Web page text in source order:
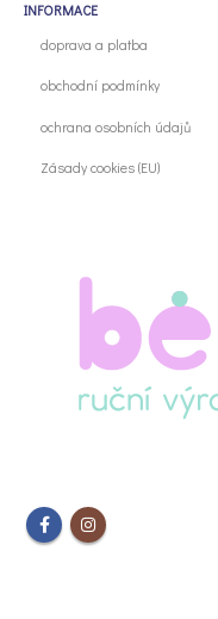
INFORMACE
doprava a platba
obchodní podmínky
ochrana osobních údajů
Zásady cookies (EU)